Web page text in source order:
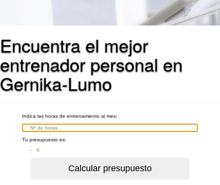
Encuentra el mejor
entrenador personal en
Gernika-Lumo
Indica las horas de entrenamiento al mes:
Tu presupuesto es:
– €